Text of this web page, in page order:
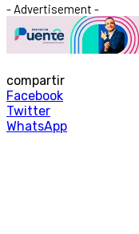
- Advertisement -
compartir
Facebook
Twitter
WhatsApp